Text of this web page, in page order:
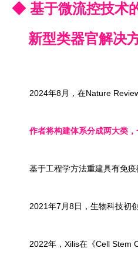
◆ 基于微流控技术
新型类器官解决
作者将构建体系分成两大类， 一